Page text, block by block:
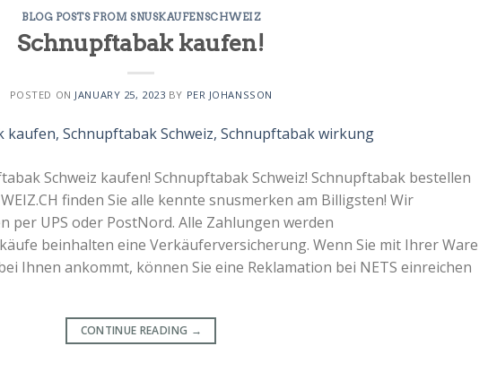
BLOG POSTS FROM SNUSKAUFENSCHWEIZ
Schnupftabak kaufen!
POSTED ON JANUARY 25, 2023 BY PER JOHANSSON
Schweiz kaufen! Schnupftabak Schweiz! Schnupftabak bestellen
finden Sie alle kennte snusmerken am Billigsten! Wir
per UPS oder PostNord. Alle Zahlungen werden
beinhalten eine Verkäuferversicherung. Wenn Sie mit Ihrer Ware
Ihnen ankommt, können Sie eine Reklamation bei NETS einreichen
CONTINUE READING →